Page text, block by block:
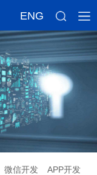
ENG
微信开发 APP开发